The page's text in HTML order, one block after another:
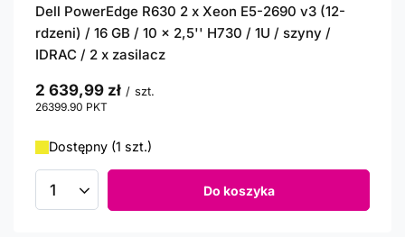
Dell PowerEdge R630 2 x Xeon E5-2690 v3 (12-
rdzeni) / 16 GB / 10 x 2,5'' H730 / 1U / szyny /
IDRAC / 2 x zasilacz
2 639,99 zł / szt.
26399.90 PKT
Dostępny (1 szt.)
Ilość produktów Do koszyka